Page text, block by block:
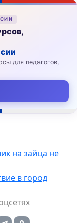
для педагогов,
на зайца не
в город